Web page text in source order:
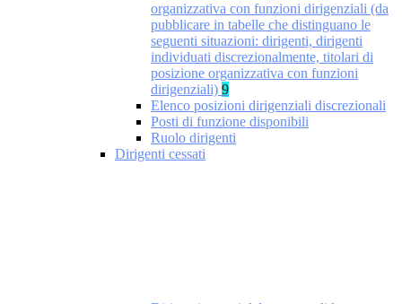
organizzativa con funzioni dirigenziali (da
pubblicare in tabelle che distinguano le
seguenti situazioni: dirigenti, dirigenti
individuati discrezionalmente, titolari di
posizione organizzativa con funzioni
dirigenziali) 9
Elenco posizioni dirigenziali discrezionali
Posti di funzione disponibili
Ruolo dirigenti
Dirigenti cessati